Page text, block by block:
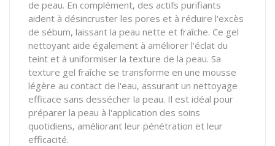
de peau. En complément, des actifs purifiants
aident à désincruster les pores et à réduire l'excès
de sébum, laissant la peau nette et fraîche. Ce gel
nettoyant aide également à améliorer l'éclat du
teint et à uniformiser la texture de la peau. Sa
texture gel fraîche se transforme en une mousse
légère au contact de l'eau, assurant un nettoyage
efficace sans dessécher la peau. Il est idéal pour
préparer la peau à l'application des soins
quotidiens, améliorant leur pénétration et leur
efficacité.